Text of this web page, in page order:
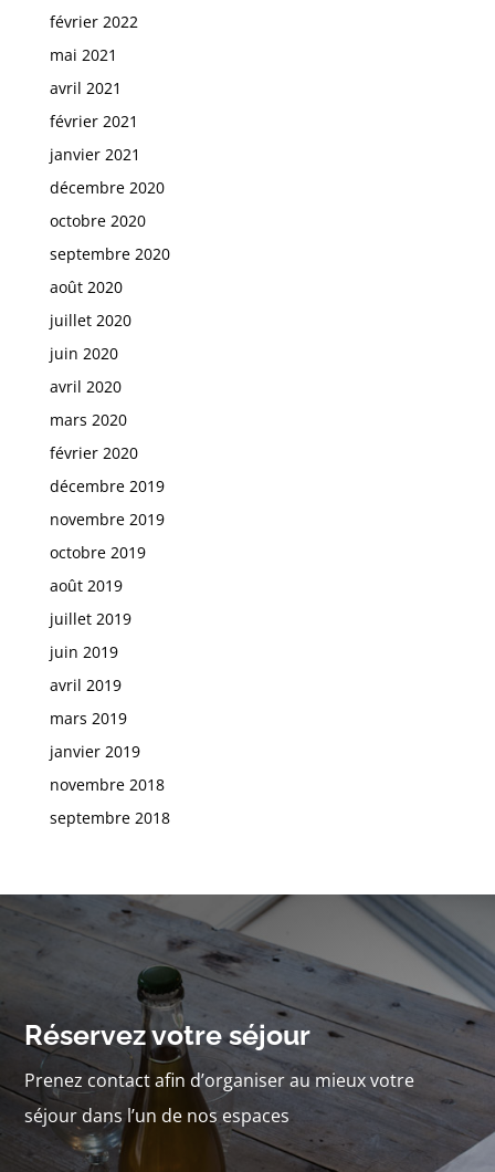
février 2022
mai 2021
avril 2021
février 2021
janvier 2021
décembre 2020
octobre 2020
septembre 2020
août 2020
juillet 2020
juin 2020
avril 2020
mars 2020
février 2020
décembre 2019
novembre 2019
octobre 2019
août 2019
juillet 2019
juin 2019
avril 2019
mars 2019
janvier 2019
novembre 2018
septembre 2018
Réservez votre séjour
Prenez contact afin d’organiser au mieux votre
séjour dans l’un de nos espaces